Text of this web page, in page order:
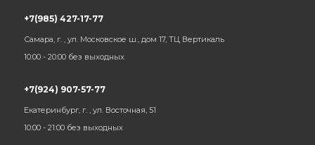
+7(985) 427-17-77
Самара, г. , ул. Московское ш., дом 17, ТЦ Вертикаль
10:00 - 20:00 без выходных
+7(924) 907-57-77
Екатеринбург, г. , ул. Восточная, 51
10:00 - 21:00 без выходных